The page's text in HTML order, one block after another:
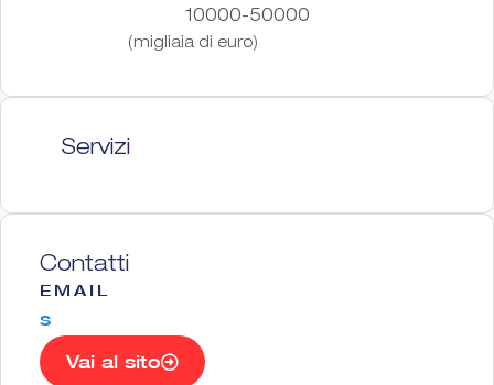
10000-50000
(migliaia di euro)
Servizi
Contatti
EMAIL
s
Vai al sito